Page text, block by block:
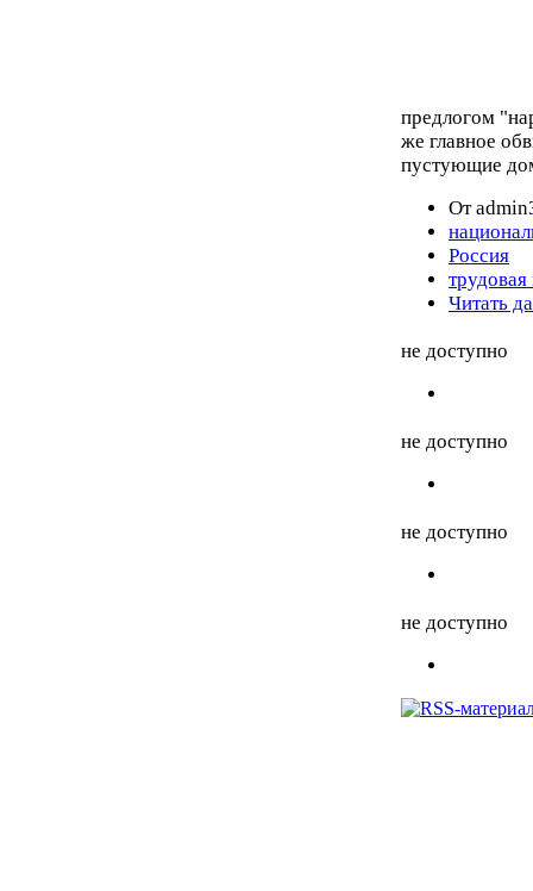
предлогом
же главное
пустующие
От
Россия
Читать
не доступно
не доступно
не доступно
не доступно